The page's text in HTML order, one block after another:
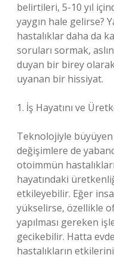
belirtileri, 5-10 yıl
yaygın hale gelirse?
hastalıklar daha da
soruları sormak,
duyan bir birey
uyanan bir hissiyat.
1. İş Hayatını ve
Teknolojiyle
değişimlere de
otoimmün
hayatındaki
etkileyebilir. Eğer
yükselirse, özellikle
yapılması gereken
gecikebilir. Hatta
hastalıkların